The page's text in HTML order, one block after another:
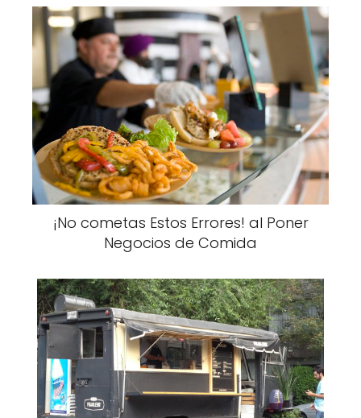
¡No cometas Estos Errores! al Poner
Negocios de Comida